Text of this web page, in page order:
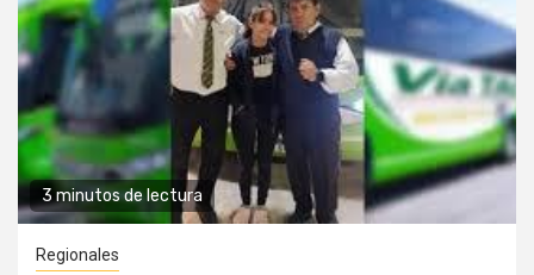
3 minutos de lectura
Regionales